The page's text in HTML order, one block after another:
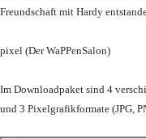
Freundschaft mit Hardy
pixel (Der WaPPenSalon)
Im Downloadpaket sind 4
und 3 Pixelgrafikformate (JPG,